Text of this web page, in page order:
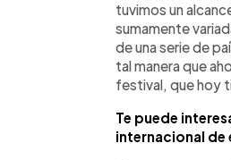
tuvimos un
sumamente
de una serie de
tal manera que
festival, que hoy
Te puede
internacional de